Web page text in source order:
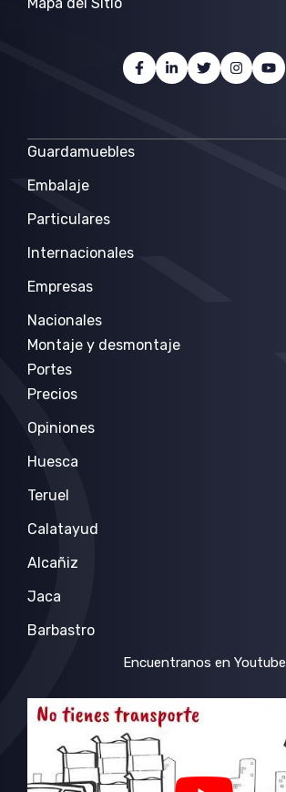
Guardamuebles
Embalaje
Particulares
Internacionales
Empresas
Nacionales
Montaje y desmontaje
Portes
Precios
Opiniones
Huesca
Teruel
Calatayud
Alcañiz
Jaca
Barbastro
Encuentranos en Youtube